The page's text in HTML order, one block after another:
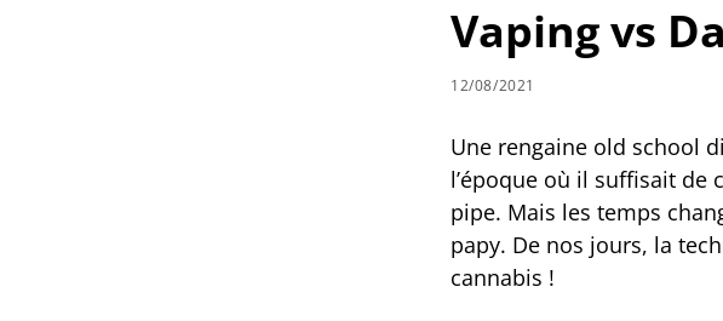
Vaping vs
12/08/2021
Une rengaine old school
l’époque où il suffisait
pipe. Mais les temps
papy. De nos jours, la
cannabis !